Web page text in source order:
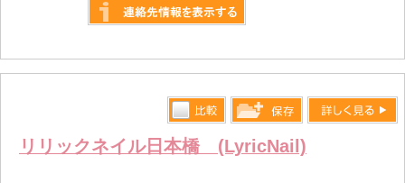
リリックネイル日本橋 (LyricNail)
比較す
る
保存リス